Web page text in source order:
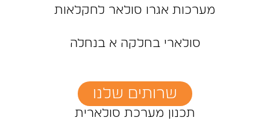
מערכות אגרו סולאר לחקלאות
סולארי בחלקה א בנחלה
שרותים שלנו
תכנון מערכת סולארית